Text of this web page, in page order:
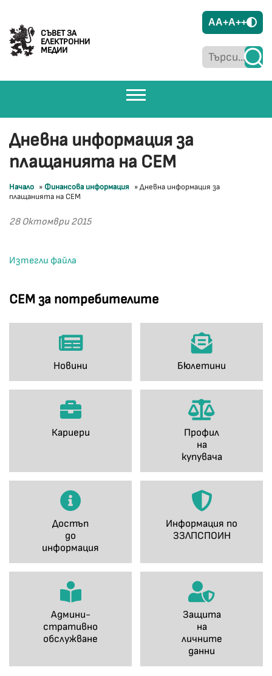
СЪВЕТ ЗА
ЕЛЕКТРОННИ
МЕДИИ
AA+A++
СЕМ за потребителите
Новини Бюлетини
Кариери
Профил
на
купувача
Достъп
до
информация
Информация по
ЗЗЛПСПОИН
Админи-
стративно
обслужване
Защита
на
личните
данни
Дневна информация за
плащанията на СЕМ
Начало » Финансова информация »Дневна информация за
плащанията на СЕМ
28 Октомври 2015
Изтегли файла